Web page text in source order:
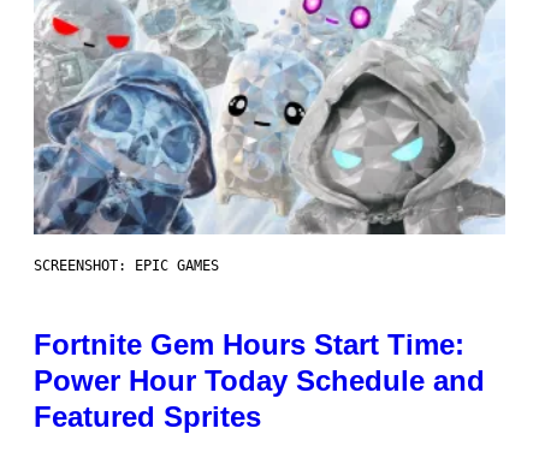
SCREENSHOT: EPIC GAMES
Fortnite Gem Hours Start Time:
Power Hour Today Schedule and
Featured Sprites